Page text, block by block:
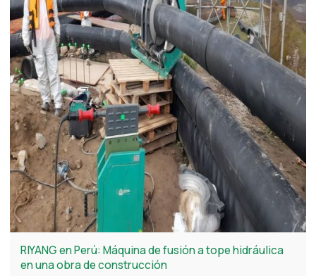
el óptimo funcionamiento de sus máquinas durante
años.
RIYANG en Perú: Máquina de fusión a tope hidráulica
en una obra de construcción